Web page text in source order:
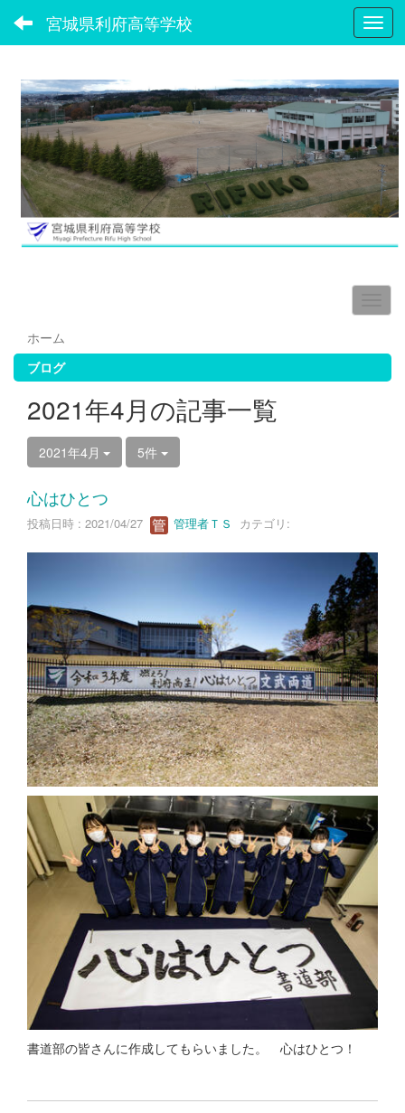
宮城県利府高等学校
ホーム
ブログ
2021年4月の記事一覧
2021年4月 5件
心はひとつ
投稿日時 : 2021/04/27 管理者ＴＳ カテゴリ:
書道部の皆さんに作成してもらいました。 心はひとつ！